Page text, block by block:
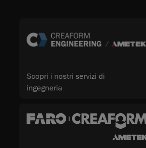
Scopri i nostri servizi di
ingegneria